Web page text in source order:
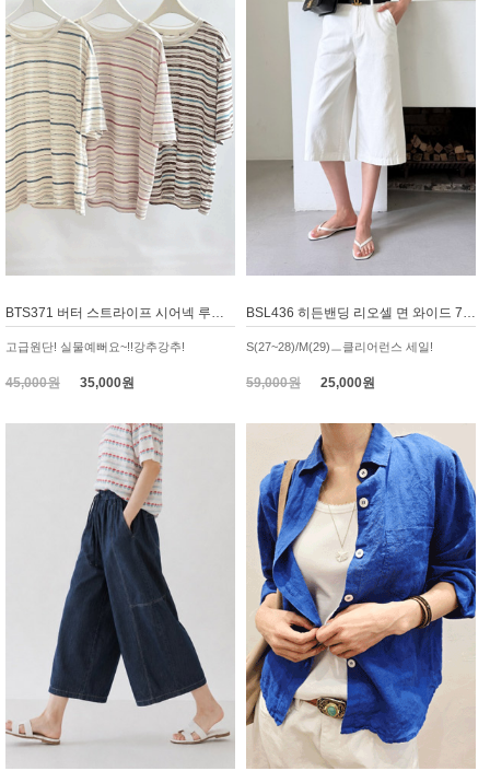
고급원단! 실물예뻐요~!!강추강추!
45,000원35,000원
S(27~28)/M(29)ㅡ클리어런스 세일!
59,000원25,000원